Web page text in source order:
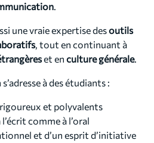
.
une vraie expertise desoutils
, tout en continuant à
et enculture générale.
à des étudiants :
et polyvalents
l’écrit comme à l’oral
et d’un esprit d’initiative